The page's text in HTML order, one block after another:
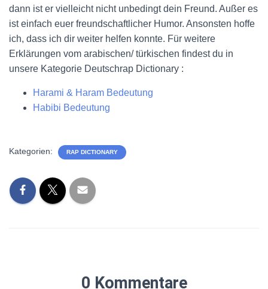
dann ist er vielleicht nicht unbedingt dein Freund. Außer es
ist einfach euer freundschaftlicher Humor. Ansonsten hoffe
ich, dass ich dir weiter helfen konnte. Für weitere
Erklärungen vom arabischen/ türkischen findest du in
unsere Kategorie Deutschrap Dictionary :
Harami & Haram Bedeutung
Habibi Bedeutung
Kategorien: RAP DICTIONARY
0 Kommentare